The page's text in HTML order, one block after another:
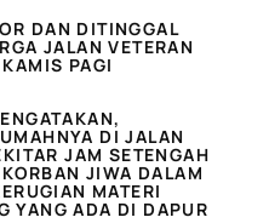
DAN DITINGGAL
JALAN VETERAN
PAGI
DI JALAN
JAM SETENGAH
JIWA DALAM
MATERI
YANG ADA DI DAPUR